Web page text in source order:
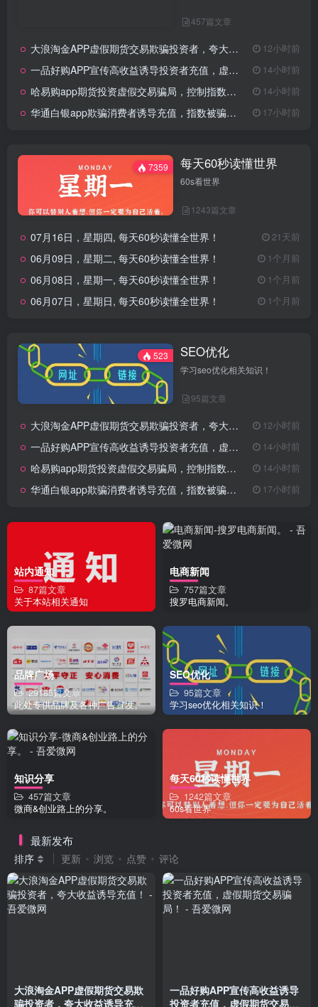
457篇文章
大浪淘金APP虚假期货交易欺骗投资者，夸大收益诱导充值！ 12小时前
一品好购APP宣传高收益诱导投资者充值，虚假期货交易骗局！ 14小时前
哈易购app期货投资虚假交易骗局，控制指数走势诱导充值操作！ 14小时前
华通白银app欺骗消费者诱导充值，指数被骗控制非法期货骗局！ 17小时前
7359 每天60秒读懂世界
60s看世界
1243篇文章
07月16日，星期四, 每天60秒读懂全世界！ 21天前
06月09日，星期二, 每天60秒读懂全世界！ 1个月前
06月08日，星期一, 每天60秒读懂全世界！ 1个月前
06月07日，星期日, 每天60秒读懂全世界！ 1个月前
523 SEO优化
学习seo优化相关知识！
95篇文章
大浪淘金APP虚假期货交易欺骗投资者，夸大收益诱导充值！ 12小时前
一品好购APP宣传高收益诱导投资者充值，虚假期货交易骗局！ 14小时前
哈易购app期货投资虚假交易骗局，控制指数走势诱导充值操作！ 14小时前
华通白银app欺骗消费者诱导充值，指数被骗控制非法期货骗局！ 17小时前
站内通知
87篇文章
关于本站相关通知
电商新闻
757篇文章
搜罗电商新闻。
品牌广场
29185篇文章
此处专供品牌及各种广告宣发。
SEO优化
95篇文章
学习seo优化相关知识！
知识分享
457篇文章
微商&创业路上的分享。
每天60秒读懂世界
1242篇文章
60s看世界
最新发布
排序 更新 浏览 点赞 评论
大浪淘金APP虚假期货交易欺
骗投资者，夸大收益诱导充
一品好购APP宣传高收益诱导
投资者充值，虚假期货交易骗